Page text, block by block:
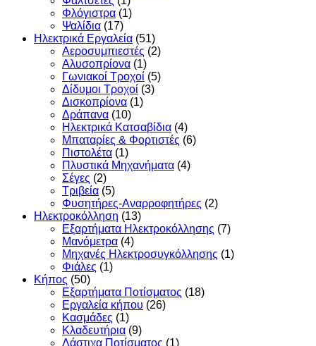
Φλόγιστρα (1)
Ψαλίδια (17)
Ηλεκτρικά Εργαλεία (51)
Αεροσυμπιεστές (2)
Αλυσοπρίονα (1)
Γωνιακοί Τροχοί (5)
Δίδυμοι Τροχοί (3)
Δισκοπρίονα (1)
Δράπανα (10)
Ηλεκτρικά Κατσαβίδια (4)
Μπαταρίες & Φορτιστές (6)
Πιστολέτα (1)
Πλυστικά Μηχανήματα (4)
Σέγες (2)
Τριβεία (5)
Φυσητήρες-Αναρροφητήρες (2)
Ηλεκτροκόλληση (13)
Εξαρτήματα Ηλεκτροκόλλησης (7)
Μανόμετρα (4)
Μηχανές Ηλεκτροσυγκόλλησης (1)
Φιάλες (1)
Κήπος (50)
Εξαρτήματα Ποτίσματος (18)
Εργαλεία κήπου (26)
Κασμάδες (1)
Κλαδευτήρια (9)
Λάστιχα Ποτίσματος (1)